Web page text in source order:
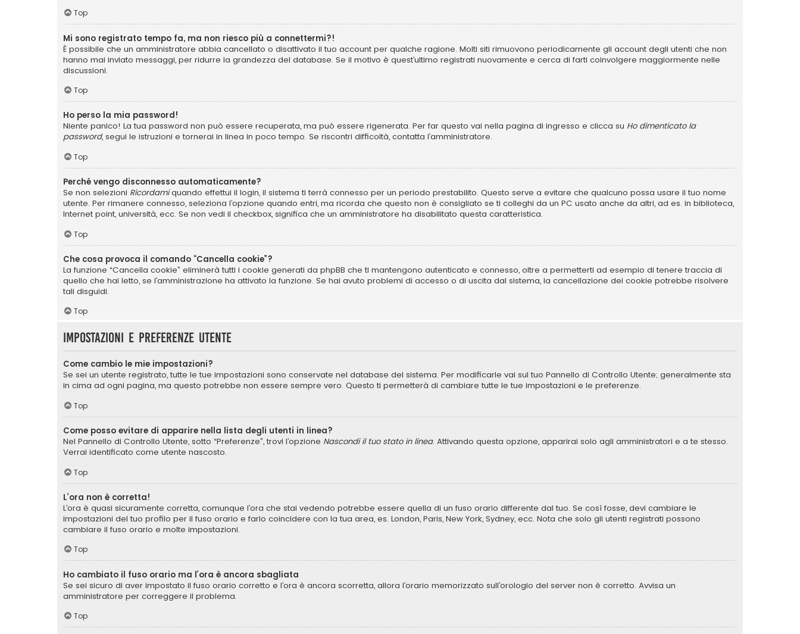
Top
Mi sono registrato tempo fa, ma non riesco più a connettermi?!
È possibile che un amministratore abbia cancellato o disattivato il tuo account per qualche ragione. Molti siti rimuovono periodicamente gli account degli utenti che non
hanno mai inviato messaggi, per ridurre la grandezza del database. Se il motivo è quest’ultimo registrati nuovamente e cerca di farti coinvolgere maggiormente nelle
discussioni.
Top
Ho perso la mia password!
Niente panico! La tua password non può essere recuperata, ma può essere rigenerata. Per far questo vai nella pagina di ingresso e clicca su Ho dimenticato la
password, segui le istruzioni e tornerai in linea in poco tempo. Se riscontri difficoltà, contatta l’amministratore.
Top
Perché vengo disconnesso automaticamente?
Se non selezioni Ricordamiquando effettui il login, il sistema ti terrà connesso per un periodo prestabilito. Questo serve a evitare che qualcuno possa usare il tuo nome
utente. Per rimanere connesso, seleziona l’opzione quando entri, ma ricorda che questo non è consigliato se ti colleghi da un PC usato anche da altri, ad es. in biblioteca,
Internet point, università, ecc. Se non vedi il checkbox, significa che un amministratore ha disabilitato questa caratteristica.
Top
Che cosa provoca il comando “Cancella cookie”?
La funzione “Cancella cookie” eliminerà tutti i cookie generati da phpBB che ti mantengono autenticato e connesso, oltre a permetterti ad esempio di tenere traccia di
quello che hai letto, se l’amministrazione ha attivato la funzione. Se hai avuto problemi di accesso o di uscita dal sistema, la cancellazione dei cookie potrebbe risolvere
tali disguidi.
Top
Impostazioni e preferenze utente
Come cambio le mie impostazioni?
Se sei un utente registrato, tutte le tue impostazioni sono conservate nel database del sistema. Per modificarle vai sul tuo Pannello di Controllo Utente; generalmente sta
in cima ad ogni pagina, ma questo potrebbe non essere sempre vero. Questo ti permetterà di cambiare tutte le tue impostazioni e le preferenze.
Top
Come posso evitare di apparire nella lista degli utenti in linea?
Nel Pannello di Controllo Utente, sotto “Preferenze”, trovi l’opzione Nascondi il tuo stato in linea. Attivando questa opzione, apparirai solo agli amministratori e a te stesso.
Verrai identificato come utente nascosto.
Top
L’ora non è corretta!
L’ora è quasi sicuramente corretta, comunque l’ora che stai vedendo potrebbe essere quella di un fuso orario differente dal tuo. Se così fosse, devi cambiare le
impostazioni del tuo profilo per il fuso orario e farlo coincidere con la tua area, es. London, Paris, New York, Sydney, ecc. Nota che solo gli utenti registrati possono
cambiare il fuso orario e molte impostazioni.
Top
Ho cambiato il fuso orario ma l’ora è ancora sbagliata
Se sei sicuro di aver impostato il fuso orario corretto e l’ora è ancora scorretta, allora l’orario memorizzato sull’orologio del server non è corretto. Avvisa un
amministratore per correggere il problema.
Top